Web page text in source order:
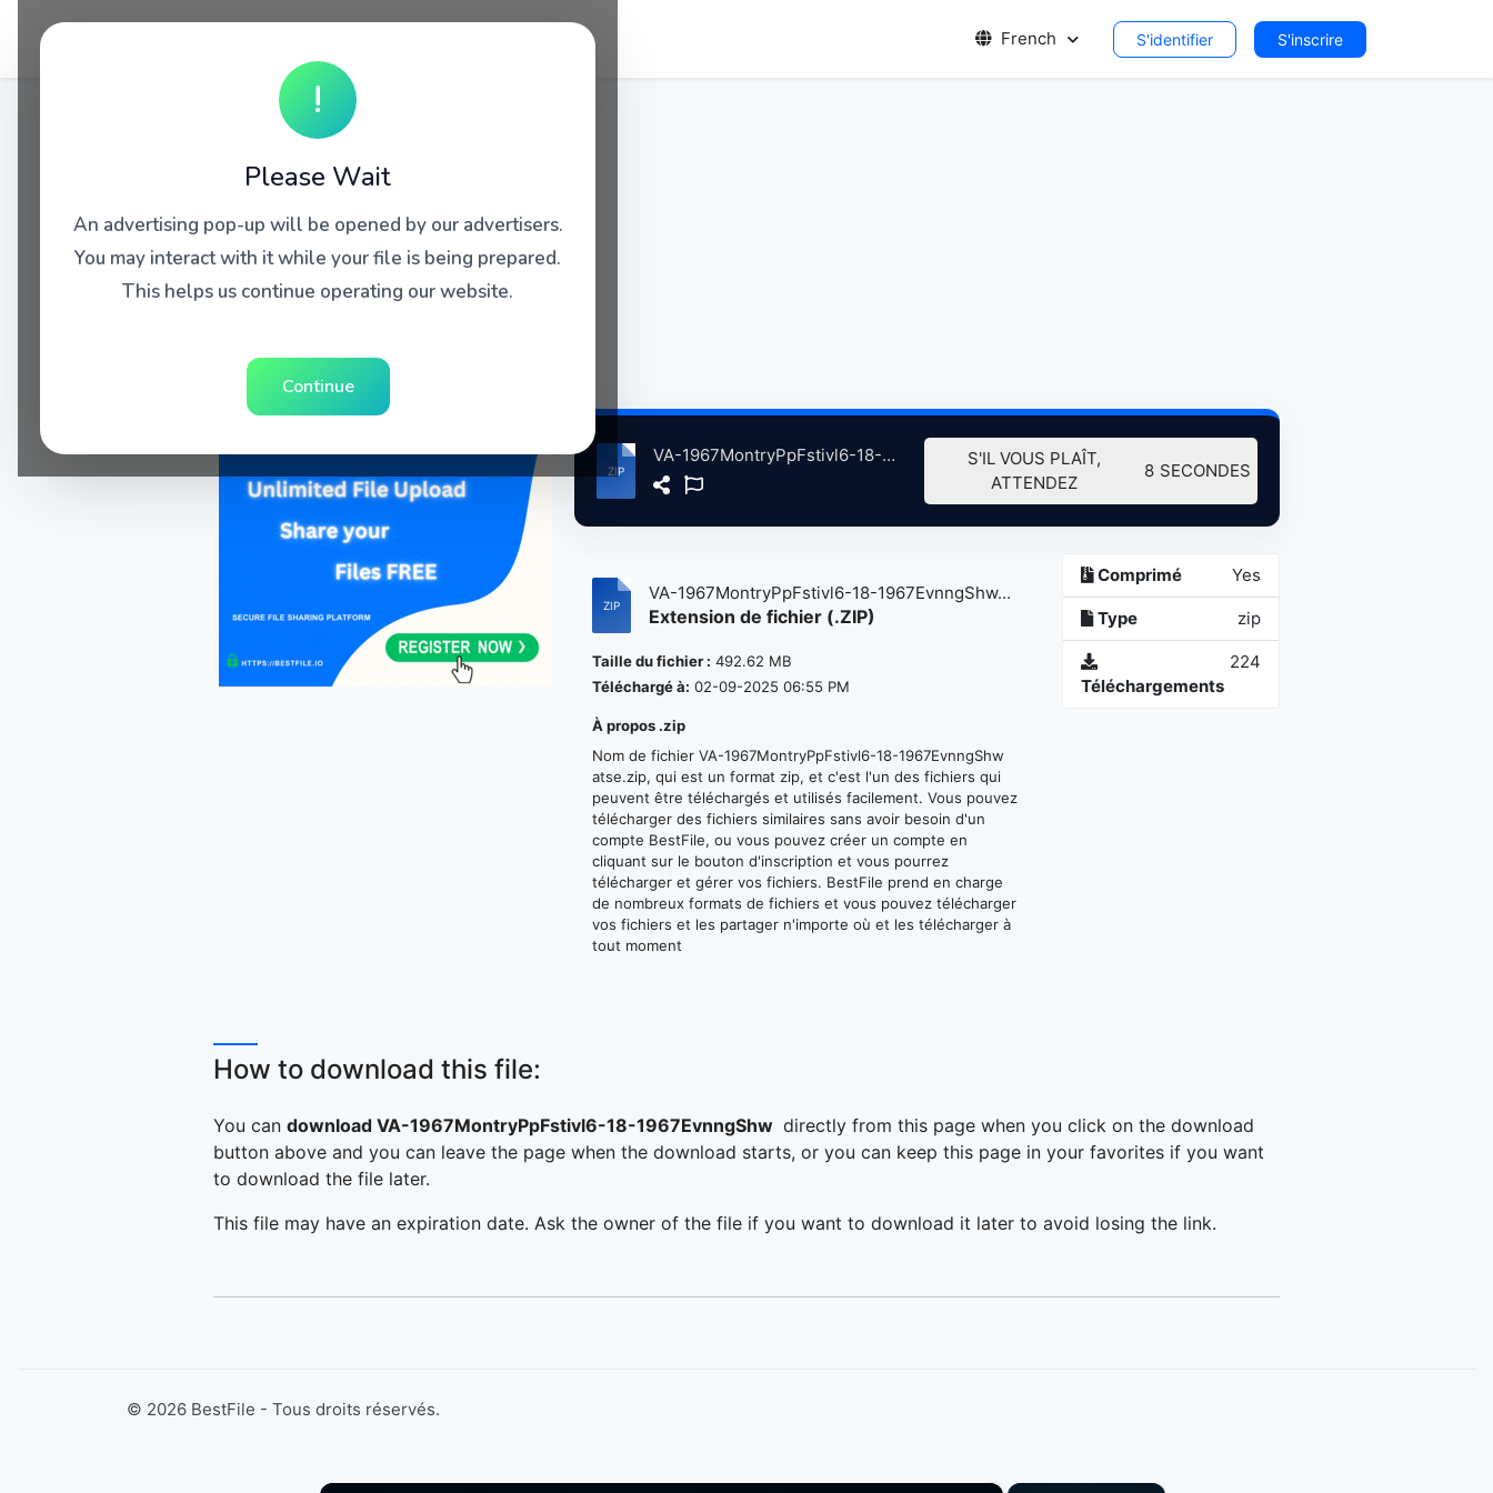
French S'identifier S'inscrire
!
Please Wait
An advertising pop-up will be opened by our advertisers.
You may interact with it while your file is being prepared.
This helps us continue operating our website.
Continue
VA-1967MontryPpFstivl6-18-1967EvnngShw atse.zip
S'IL VOUS PLAÎT,
ATTENDEZ
7 SECONDES
VA-1967MontryPpFstivl6-18-1967EvnngShw...
Extension de fichier (.ZIP)
Taille du fichier : 492.62 MB
Téléchargé à: 02-09-2025 06:55 PM
À propos .zip
Nom de fichier VA-1967MontryPpFstivl6-18-1967EvnngShw
atse.zip, qui est un format zip, et c'est l'un des fichiers qui
peuvent être téléchargés et utilisés facilement. Vous pouvez
télécharger des fichiers similaires sans avoir besoin d'un
compte BestFile, ou vous pouvez créer un compte en
cliquant sur le bouton d'inscription et vous pourrez
télécharger et gérer vos fichiers. BestFile prend en charge
de nombreux formats de fichiers et vous pouvez télécharger
vos fichiers et les partager n'importe où et les télécharger à
tout moment
Comprimé Yes
Type zip
Téléchargements
224
How to download this file:
You can download VA-1967MontryPpFstivl6-18-1967EvnngShw directly from this page when you click on the download
button above and you can leave the page when the download starts, or you can keep this page in your favorites if you want
to download the file later.
This file may have an expiration date. Ask the owner of the file if you want to download it later to avoid losing the link.
© 2026 BestFile - Tous droits réservés.